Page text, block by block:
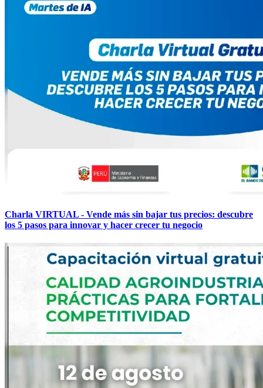
Charla VIRTUAL - Vende más sin bajar tus precios: descubre
los 5 pasos para innovar y hacer crecer tu negocio